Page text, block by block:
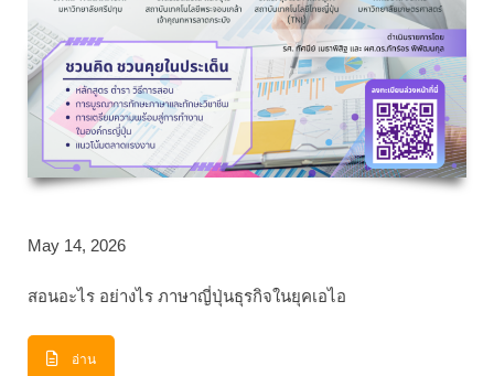
May 14, 2026
สอนอะไร อย่างไร ภาษาญี่ปุ่นธุรกิจในยุคเอไอ
อ่าน